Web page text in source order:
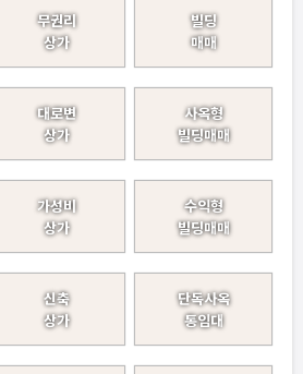
무권리
상가
빌딩
매매
대로변
상가
사옥형
빌딩매매
가성비
상가
수익형
빌딩매매
신축
상가
단독사옥
통임대